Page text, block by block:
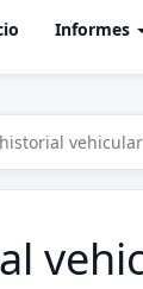
Informes